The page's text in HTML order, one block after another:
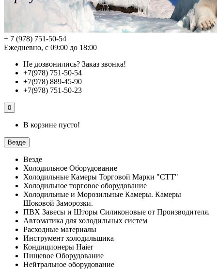
+ 7 (978) 751-50-54
Ежедневно, с 09:00 до 18:00
Не дозвонились? Заказ звонка!
+7(978) 751-50-54
+7(978) 889-45-90
+7(978) 751-50-23
0
В корзине пусто!
Везде
Везде
Холодильное Оборудование
Холодильные Камеры Торговой Марки "СТТ"
Холодильное торговое оборудование
Холодильные и Морозильные Камеры. Камеры
Шоковой Заморозки.
ПВХ Завесы и Шторы Силиконовые от Производителя.
Автоматика для холодильных систем
Расходные материалы
Инструмент холодильщика
Кондиционеры Haier
Пищевое Оборудование
Нейтральное оборудование